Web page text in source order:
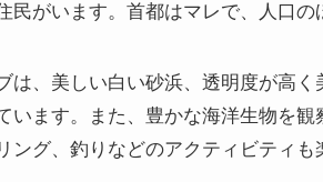
民がいます。首都はマレで、人口の
は、美しい白い砂浜、透明度が高
います。また、豊かな海洋生物を
ング、釣りなどのアクティビティも